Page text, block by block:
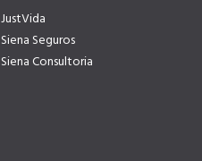
JustVida
Siena Seguros
Siena Consultoria